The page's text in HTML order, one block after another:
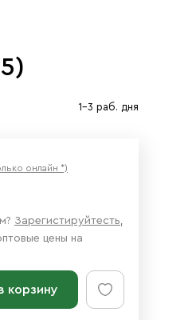
1-3 раб. дня
онлайн *)
Зарегистируйтесть,
цены на
корзину